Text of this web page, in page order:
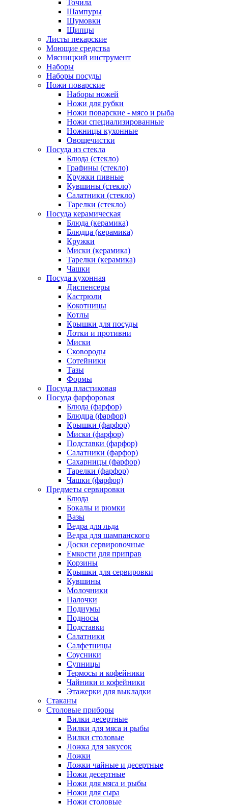
Точила
Шампуры
Шумовки
Щипцы
Листы пекарские
Моющие средства
Мясницкий инструмент
Наборы
Наборы посуды
Ножи поварские
Наборы ножей
Ножи для рубки
Ножи поварские - мясо и рыба
Ножи специализированные
Ножницы кухонные
Овощечистки
Посуда из стекла
Блюда (стекло)
Графины (стекло)
Кружки пивные
Кувшины (стекло)
Салатники (стекло)
Тарелки (стекло)
Посуда керамическая
Блюда (керамика)
Блюдца (керамика)
Кружки
Миски (керамика)
Тарелки (керамика)
Чашки
Посуда кухонная
Диспенсеры
Кастрюли
Кокотницы
Котлы
Крышки для посуды
Лотки и противни
Миски
Сковороды
Сотейники
Тазы
Формы
Посуда пластиковая
Посуда фарфоровая
Блюда (фарфор)
Блюдца (фарфор)
Крышки (фарфор)
Миски (фарфор)
Подставки (фарфор)
Салатники (фарфор)
Сахарницы (фарфор)
Тарелки (фарфор)
Чашки (фарфор)
Предметы сервировки
Блюда
Бокалы и рюмки
Вазы
Ведра для льда
Ведра для шампанского
Доски сервировочные
Емкости для приправ
Корзины
Крышки для сервировки
Кувшины
Молочники
Палочки
Подиумы
Подносы
Подставки
Салатники
Салфетницы
Соусники
Супницы
Термосы и кофейники
Чайники и кофейники
Этажерки для выкладки
Стаканы
Столовые приборы
Вилки десертные
Вилки для мяса и рыбы
Вилки столовые
Ложка для закусок
Ложки
Ложки чайные и десертные
Ножи десертные
Ножи для мяса и рыбы
Ножи для сыра
Ножи столовые